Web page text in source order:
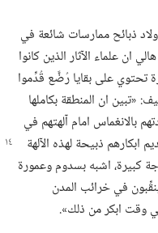
ذبائح ممارسات شائعة في
ان علماء الآثار الذين كانوا
تحتوي على بقايا رُضَّع قُدِّموا
«تبين ان المنطقة بكاملها
بالانغماس امام آلهتهم في
ابكارهم ذبيحة لهذه الآلهة
كبيرة،‏ اشبه بسدوم وعمورة
في خرائب المدن
وقت ابكر من ذلك».‏